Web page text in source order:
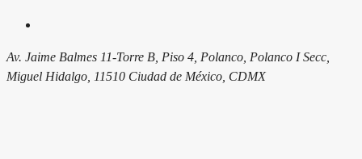
Av. Jaime Balmes 11-Torre B, Piso 4, Polanco, Polanco I Secc,
Miguel Hidalgo, 11510 Ciudad de México, CDMX